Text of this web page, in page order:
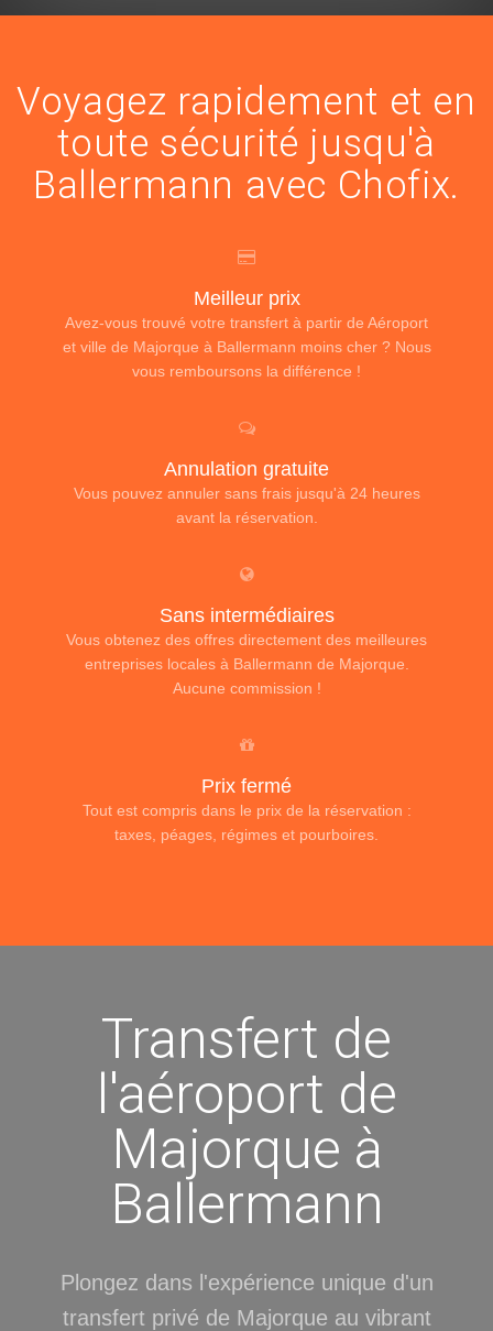
Voyagez rapidement et en
toute sécurité jusqu'à
Ballermann avec Chofix.
Meilleur prix
Avez-vous trouvé votre transfert à partir de Aéroport
et ville de Majorque à Ballermann moins cher ? Nous
vous remboursons la différence !
Annulation gratuite
Vous pouvez annuler sans frais jusqu'à 24 heures
avant la réservation.
Sans intermédiaires
Vous obtenez des offres directement des meilleures
entreprises locales à Ballermann de Majorque.
Aucune commission !
Prix fermé
Tout est compris dans le prix de la réservation :
taxes, péages, régimes et pourboires.
Transfert de
l'aéroport de
Majorque à
Ballermann
Plongez dans l'expérience unique d'un
transfert privé de Majorque au vibrant